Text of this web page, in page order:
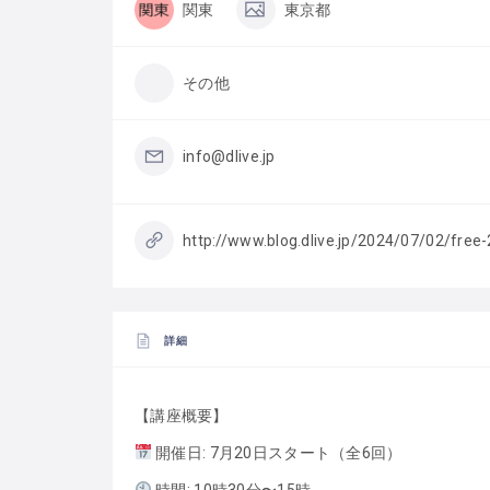
関東 東京都
その他
info@dlive.jp
http://www.blog.dlive.jp/2024/07/02/
詳細
【講座概要】
開催日: 7月20日スタート（全6回）